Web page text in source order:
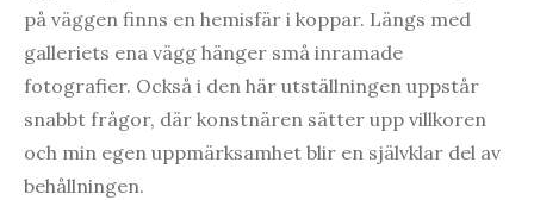
på väggen finns en hemisfär i koppar. Längs med
galleriets ena vägg hänger små inramade
fotografier. Också i den här utställningen uppstår
snabbt frågor, där konstnären sätter upp villkoren
och min egen uppmärksamhet blir en självklar del av
behållningen.